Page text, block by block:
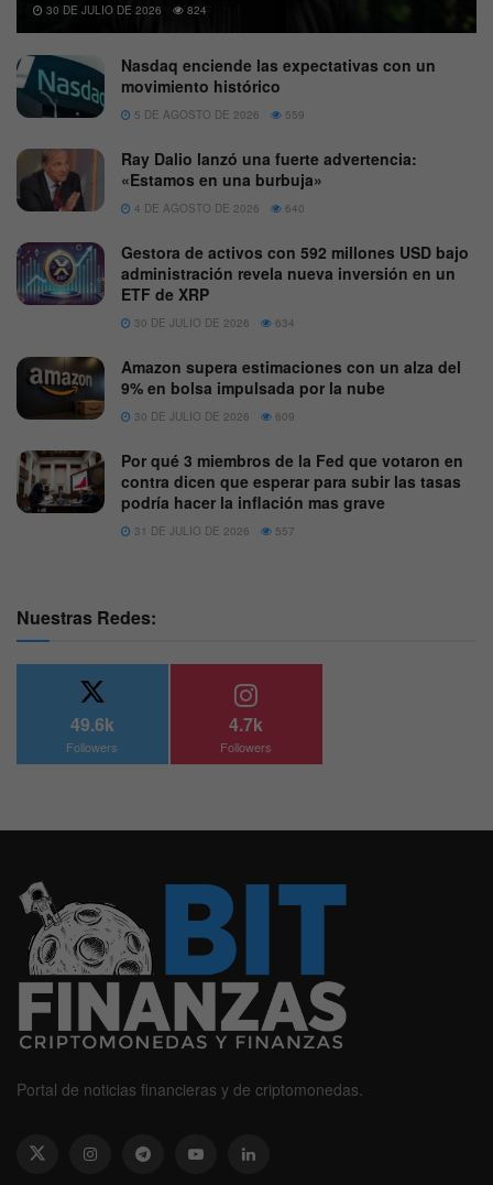
30 DE JULIO DE 2026 824
Nasdaq enciende las expectativas con un
movimiento histórico
5 DE AGOSTO DE 2026 559
Ray Dalio lanzó una fuerte advertencia:
«Estamos en una burbuja»
4 DE AGOSTO DE 2026 640
Gestora de activos con 592 millones USD bajo
administración revela nueva inversión en un
ETF de XRP
30 DE JULIO DE 2026 634
Amazon supera estimaciones con un alza del
9% en bolsa impulsada por la nube
30 DE JULIO DE 2026 609
Por qué 3 miembros de la Fed que votaron en
contra dicen que esperar para subir las tasas
podría hacer la inflación mas grave
31 DE JULIO DE 2026 557
Nuestras Redes:
49.6k
Followers
4.7k
Followers
Portal de noticias financieras y de criptomonedas.